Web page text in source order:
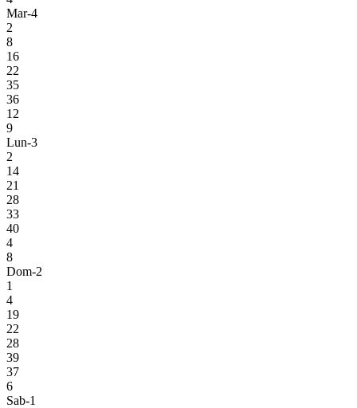
Mar-4
2
8
16
22
35
36
12
9
Lun-3
2
14
21
28
33
40
4
8
Dom-2
1
4
19
22
28
39
37
6
Sab-1